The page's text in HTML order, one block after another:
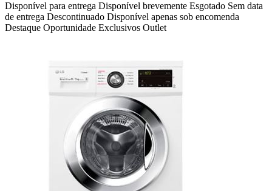
Disponível para entrega Disponível brevemente Esgotado Sem data
de entrega Descontinuado Disponível apenas sob encomenda
Destaque Oportunidade Exclusivos Outlet